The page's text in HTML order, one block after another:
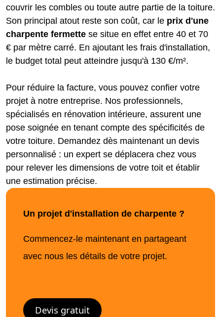
couvrir les combles ou toute autre partie de la toiture.
Son principal atout reste son coût, car le prix d'une
charpente fermette se situe en effet entre 40 et 70
€ par mètre carré. En ajoutant les frais d'installation,
le budget total peut atteindre jusqu'à 130 €/m².
Pour réduire la facture, vous pouvez confier votre
projet à notre entreprise. Nos professionnels,
spécialisés en rénovation intérieure, assurent une
pose soignée en tenant compte des spécificités de
votre toiture. Demandez dès maintenant un devis
personnalisé : un expert se déplacera chez vous
pour relever les dimensions de votre toit et établir
une estimation précise.
Un projet d'installation de charpente ?
Commencez-le maintenant en partageant
avec nous les détails de votre projet.
Devis gratuit